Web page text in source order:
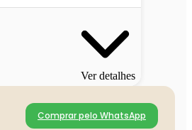
Ver detalhes
Comprar pelo WhatsApp